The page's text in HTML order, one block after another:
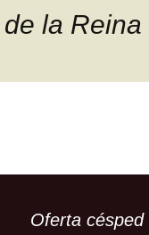
la Reina
Oferta césped